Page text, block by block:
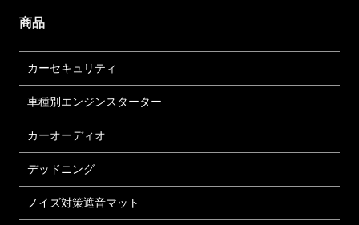
商品
カーセキュリティ
車種別エンジンスターター
カーオーディオ
デッドニング
ノイズ対策遮音マット